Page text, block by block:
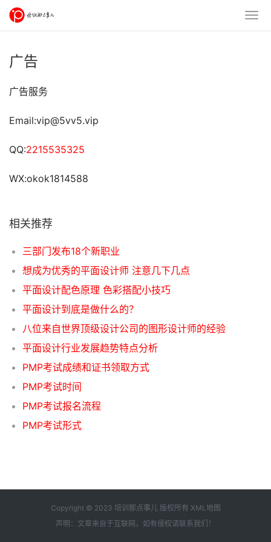
广告
广告服务
Email:vip@5vv5.vip
QQ:2215535325
WX:okok1814588
相关推荐
三部门发布18个新职业
想成为优秀的平面设计师 注意几下几点
平面设计配色原理 色彩搭配小技巧
平面设计到底是做什么的？
八位来自世界顶级设计公司的图形设计师的经验
平面设计行业发展趋势特点分析
PMP考试成绩和证书领取方式
PMP考试时间
PMP考试报名流程
PMP考试形式
Copyright © 2023 培训那点事儿 版权所有 XML地图
声明：文章来自于互联网，如有侵权请联系我们 ！